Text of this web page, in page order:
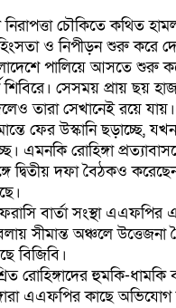
চৌকিতে কথিত
ও নিপীড়ন শুরু করে
পালিয়ে আসতে শুরু
সেসময় প্রায় ছয়
তারা সেখানেই রয়ে যায়।
ফের উস্কানি ছড়াচ্ছে,
এমনকি রোহিঙ্গা
দ্বিতীয় দফা বৈঠকও
বার্তা সংস্থা এএফপির
সীমান্ত অঞ্চলে উত্তেজনা
বিজিবি।
রোহিঙ্গাদের হুমকি-ধামকি
এএফপির কাছে অভিযোগ